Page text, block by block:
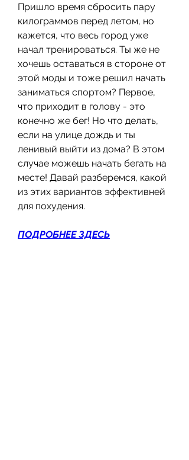
Пришло время сбросить пару
килограммов перед летом, но
кажется, что весь город уже
начал тренироваться. Ты же не
хочешь оставаться в стороне от
этой моды и тоже решил начать
заниматься спортом? Первое,
что приходит в голову - это
конечно же бег! Но что делать,
если на улице дождь и ты
ленивый выйти из дома? В этом
случае можешь начать бегать на
месте! Давай разберемся, какой
из этих вариантов эффективней
для похудения.
ПОДРОБНЕЕ ЗДЕСЬ